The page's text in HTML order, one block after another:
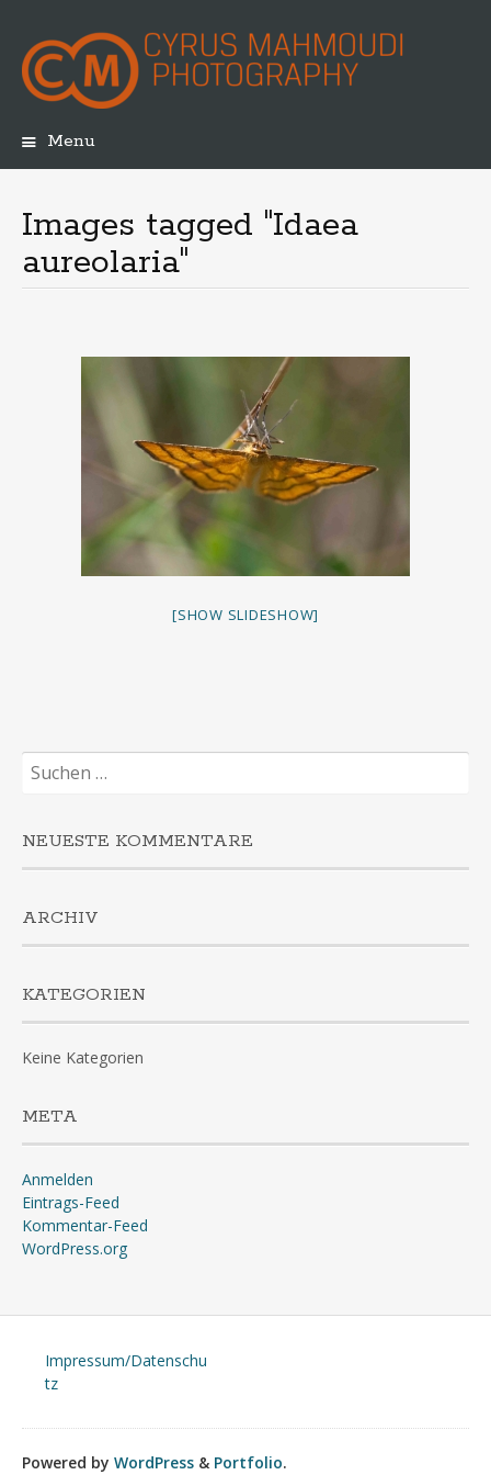
Menu
Images tagged "Idaea
aureolaria"
[SHOW SLIDESHOW]
Suchen
nach:
NEUESTE KOMMENTARE
ARCHIV
KATEGORIEN
Keine Kategorien
META
Anmelden
Eintrags-Feed
Kommentar-Feed
WordPress.org
Impressum/Datenschu
tz
Powered by WordPress & Portfolio.